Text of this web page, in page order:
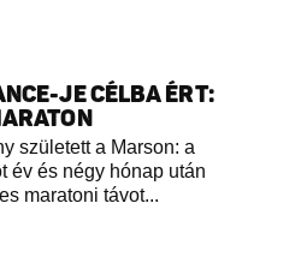
JE CÉLBA ÉRT:
született a Marson: a
év és négy hónap után
maratoni távot...